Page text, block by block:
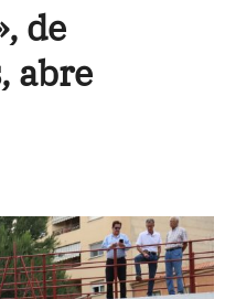
de
abre